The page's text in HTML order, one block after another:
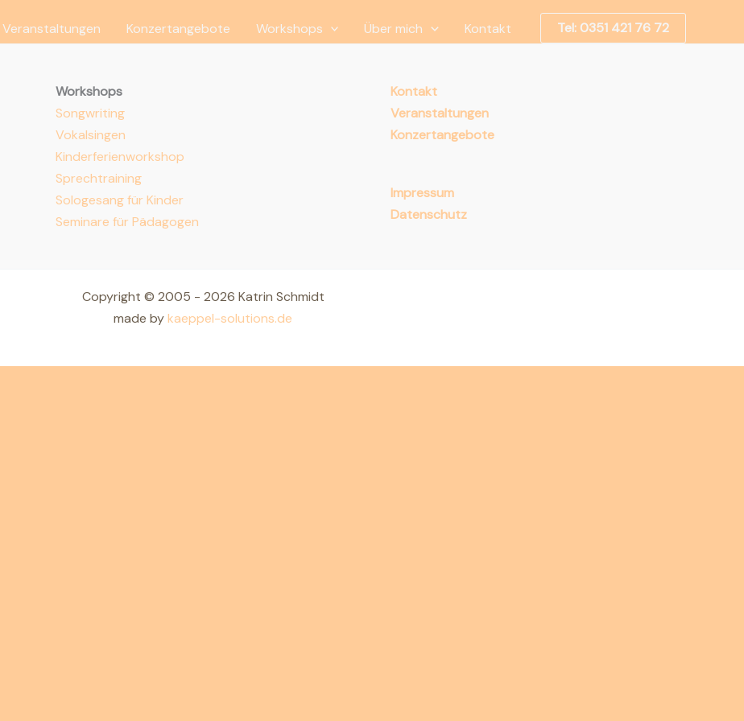
Veranstaltungen Konzertangebote Workshops Über mich Kontakt Tel: 0351 421 76 72
Workshops
Songwriting
Vokalsingen
Kinderferienworkshop
Sprechtraining
Sologesang für Kinder
Seminare für Pädagogen
Kontakt
Veranstaltungen
Konzertangebote
Impressum
Datenschutz
Copyright © 2005 - 2026 Katrin Schmidt
made bykaeppel-solutions.de